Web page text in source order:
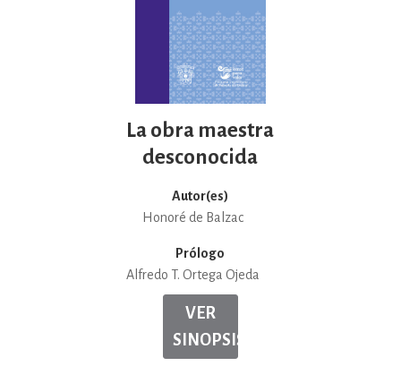
La obra maestra
desconocida
Autor(es)
Honoré de Balzac
Prólogo
Alfredo T. Ortega Ojeda
VER
SINOPSIS